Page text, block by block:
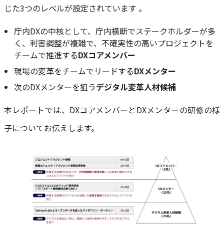
じた3つのレベルが設定されています 。
庁内DXの中核として、庁内横断でステークホルダーが多
く、利害調整が複雑で、不確実性の高いプロジェクトを
チームで推進するDXコアメンバー
現場の変革をチームでリードするDXメンター
次のDXメンターを狙うデジタル変革人材候補
本レポートでは、DXコアメンバーとDXメンターの研修の様
子についてお伝えします。